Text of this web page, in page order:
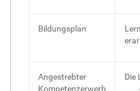
Bildungsplan
Angestrebter
Kompetenzerwerb
Die